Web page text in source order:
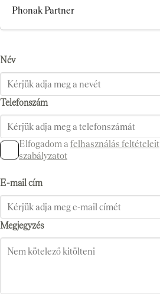
Phonak Partner
Név
Telefonszám
Elfogadom a felhasználás feltételeit
szabályzatot
E-mail cím
Megjegyzés